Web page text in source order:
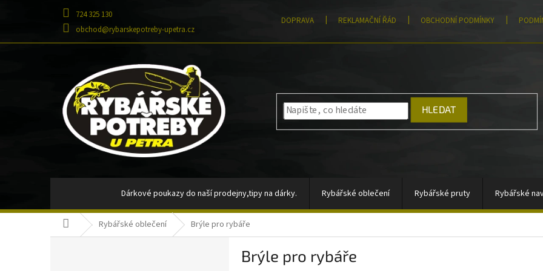
724 325 130
obchod@rybarskepotreby-upetra.cz
DOPRAVA REKLAMAČNÍ ŘÁD OBCHODNÍ PODMÍNKY
HLEDAT
Dárkové poukazy do naší prodejny,tipy na dárky. Rybářské oblečení Rybářské pruty Rybářské
Tašky, batohy, pouzdra, penály Signalizátory, sady signalizátorů
Návnady a nástrahy Moře AKCE
Domů Rybářské oblečení Brýle pro rybáře
Brýle pro rybáře